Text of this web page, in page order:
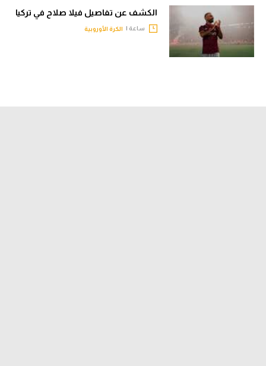
الكشف عن تفاصيل فيلا صلاح في تركيا
ساعة | الكرة الأوروبية